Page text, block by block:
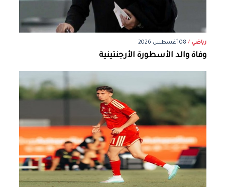
رياضي / 08 أغسطس 2026
وفاة والد الأسطورة الأرجنتينية